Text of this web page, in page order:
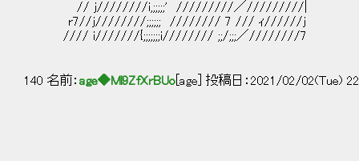
// j////////i,;;;;;' /////////／/////////|
r7//j////////;;;;;; //////// 7 /// ｨ//////j
//// i///////{;;;;;;;i//////// ;;/;;;／////////7
140 名前： age◆Ml9ZfXrBUo [age] 投稿日：2021/02/02(Tue)